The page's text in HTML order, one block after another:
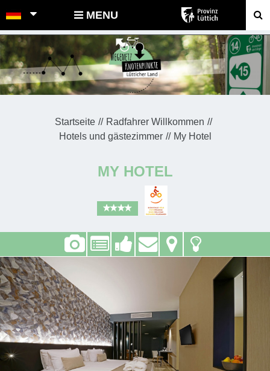
POINTS-NOEUDS MENU
Startseite
Radfahrer Willkommen
Hotels und gästezimmer
My Hotel
MY HOTEL